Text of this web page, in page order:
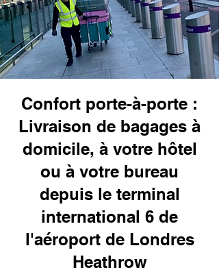
Confort porte-à-porte :
Livraison de bagages à
domicile, à votre hôtel
ou à votre bureau
depuis le terminal
international 6 de
l'aéroport de Londres
Heathrow